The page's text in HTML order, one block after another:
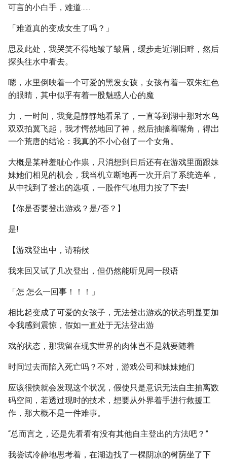
可言的小白手，难道......
「难道真的变成女生了吗？」
思及此处，我哭笑不得地皱了皱眉，缓步走近湖旧畔，然后
探头往水中看去。
嗯，水里倒映着一个可爱的黑发女孩，女孩有着一双朱红色
的眼睛，其中似乎有着一股魅惑人心的魔
力，一时间，我竟是静静地看呆了，一直等到湖中那对水鸟
双双拍翼飞起，我才愕然地回了神，然后抽搐着嘴角，得岀
一个荒唐的结论：我真的不小心创了一个女角。
大概是某种羞耻心作祟，只消想到日后还有在游戏里面跟妹
妹她们相见的机会，我当机立断地再一次开启了系统选单，
从中找到了登出的选项，一股作气地用力按了下去!
【你是否要登出游戏？是/否？】
是!
【游戏登出中，请稍候
我来回又试了几次登出，但仍然能听见同一段语
「怎 怎么一回事！！！」
相比起变成了可爱的女孩子，无法登出游戏的状态明显更加
令我感到震惊，假如一直处于无法登出游
戏的状态，那我留在现实世界的肉体岂不是就要随着
时间过去而陷入死亡吗？不对，游戏公司和妹妹她们
应该很快就会发现这个状况，假使只是意识无法自主抽离数
码空间，若透过现时的技术，想要从外界着手进行救援工
作，那大概不是一件难事。
“总而言之，还是先看看有没有其他自主登出的方法吧？”
我尝试冷静地思考着，在湖边找了一棵阴凉的树荫坐了下